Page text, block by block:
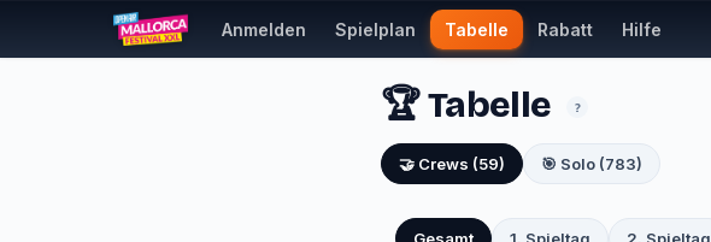
Anmelden Spielplan Tabelle Rabatt Hilfe
🏆 Tabelle ?
🤝 Crews (59) 🎯 Solo (783)